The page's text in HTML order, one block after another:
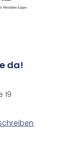
Westfalen-Lippe
da!
19